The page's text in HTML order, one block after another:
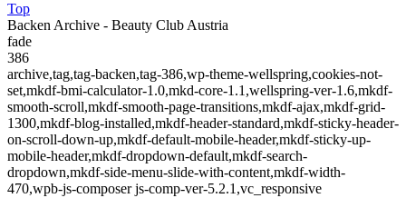
Top
Backen Archive - Beauty Club Austria
fade
386
archive,tag,tag-backen,tag-386,wp-theme-wellspring,cookies-not-
set,mkdf-bmi-calculator-1.0,mkd-core-1.1,wellspring-ver-1.6,mkdf-
smooth-scroll,mkdf-smooth-page-transitions,mkdf-ajax,mkdf-grid-
1300,mkdf-blog-installed,mkdf-header-standard,mkdf-sticky-header-
on-scroll-down-up,mkdf-default-mobile-header,mkdf-sticky-up-
mobile-header,mkdf-dropdown-default,mkdf-search-
dropdown,mkdf-side-menu-slide-with-content,mkdf-width-
470,wpb-js-composer js-comp-ver-5.2.1,vc_responsive